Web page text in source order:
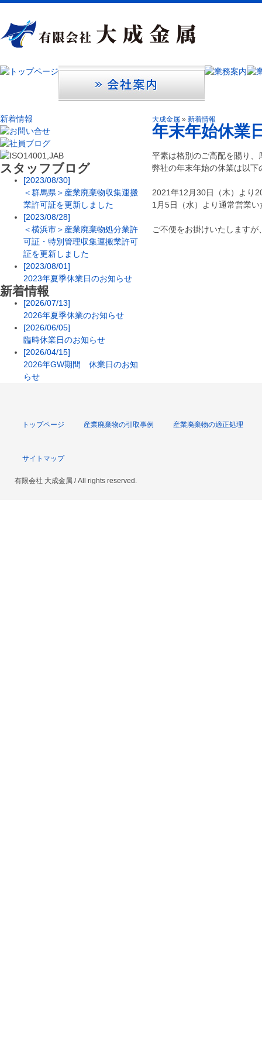
大成金属 » 新着情報
年末年始休業
平素は格別のご高配を賜り
弊社の年末年始の休業は以
2021年12月30日（木）より
1月5日（水）より通常営業
ご不便をお掛けいたします
新着情報
スタッフブログ
[2023/08/30]
＜群馬県＞産業廃棄物収集運搬
業許可証を更新しました
[2023/08/28]
＜横浜市＞産業廃棄物処分業許
可証・特別管理収集運搬業許可
証を更新しました
[2023/08/01]
2023年夏季休業日のお知らせ
新着情報
[2026/07/13]
2026年夏季休業のお知らせ
[2026/06/05]
臨時休業日のお知らせ
[2026/04/15]
2026年GW期間 休業日のお知
らせ
トップページ 産業廃棄物の引取事例 産業廃棄物の適正処理
サイトマップ
有限会社 大成金属 / All rights reserved.